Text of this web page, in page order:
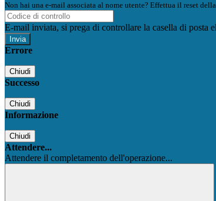
Non hai una e-mail associata al nome utente? Effettua il reset
E-mail inviata, si prega di controllare la casella di posta
Errore
Chiudi
Successo
Chiudi
Informazione
Chiudi
Attendere...
Attendere il completamento dell'operazione...